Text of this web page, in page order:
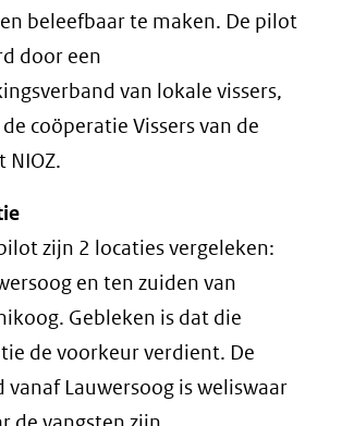
beleefbaar te maken. De pilot
door een
van lokale vissers,
coöperatie Vissers van de
NIOZ.
zijn 2 locaties vergeleken:
en ten zuiden van
Gebleken is dat die
de voorkeur verdient. De
vanaf Lauwersoog is weliswaar